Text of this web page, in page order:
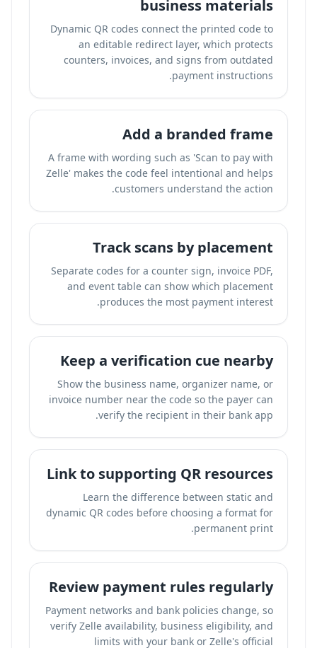
business materials
Dynamic QR codes connect the printed code to
an editable redirect layer, which protects
counters, invoices, and signs from outdated
payment instructions.
Add a branded frame
A frame with wording such as 'Scan to pay with
Zelle' makes the code feel intentional and helps
customers understand the action.
Track scans by placement
Separate codes for a counter sign, invoice PDF,
and event table can show which placement
produces the most payment interest.
Keep a verification cue nearby
Show the business name, organizer name, or
invoice number near the code so the payer can
verify the recipient in their bank app.
Link to supporting QR resources
Learn the difference between static and
dynamic QR codes before choosing a format for
permanent print.
Review payment rules regularly
Payment networks and bank policies change, so
verify Zelle availability, business eligibility, and
limits with your bank or Zelle's official